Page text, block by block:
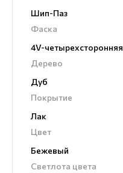
Шип-Паз
Фаска
4V-четырехсторонняя
Дерево
Дуб
Покрытие
Лак
Цвет
Бежевый
Светлота цвета